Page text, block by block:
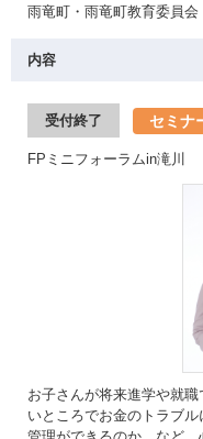
雨竜町・雨竜町教育委員
内容
受付終了 セミナ
FPミニフォーラムin滝川
お子さんが将来進学や就
いところでお金のトラブ